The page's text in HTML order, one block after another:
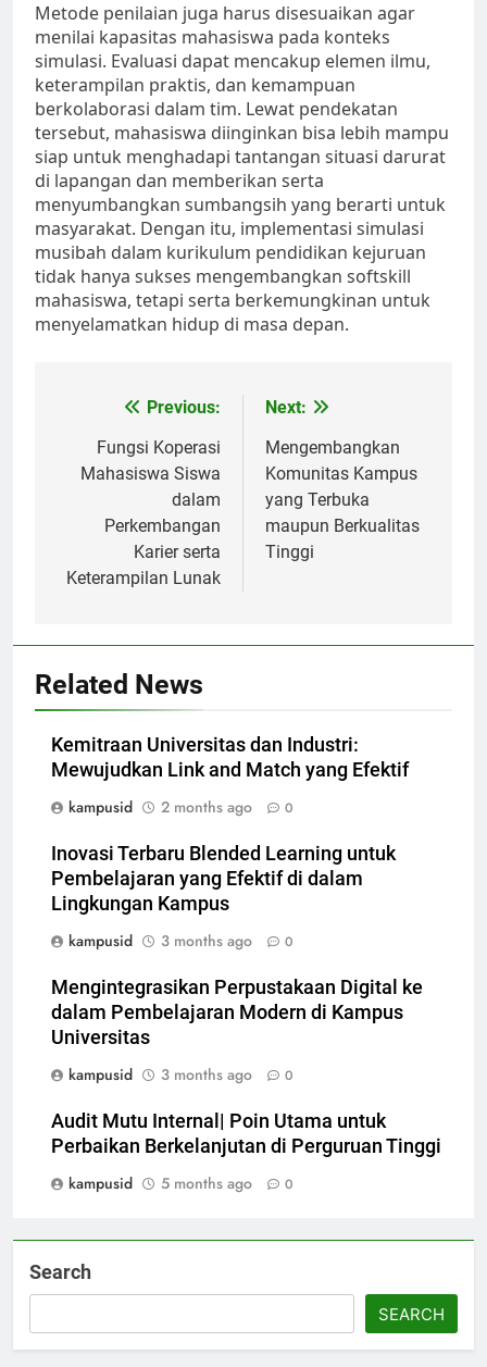
Metode penilaian juga harus disesuaikan agar
menilai kapasitas mahasiswa pada konteks
simulasi. Evaluasi dapat mencakup elemen ilmu,
keterampilan praktis, dan kemampuan
berkolaborasi dalam tim. Lewat pendekatan
tersebut, mahasiswa diinginkan bisa lebih mampu
siap untuk menghadapi tantangan situasi darurat
di lapangan dan memberikan serta
menyumbangkan sumbangsih yang berarti untuk
masyarakat. Dengan itu, implementasi simulasi
musibah dalam kurikulum pendidikan kejuruan
tidak hanya sukses mengembangkan softskill
mahasiswa, tetapi serta berkemungkinan untuk
menyelamatkan hidup di masa depan.
navigation
Previous:
Fungsi Koperasi
Mahasiswa Siswa
dalam
Perkembangan
Karier serta
Keterampilan Lunak
Next:
Mengembangkan
Komunitas Kampus
yang Terbuka
maupun Berkualitas
Tinggi
Related News
Kemitraan Universitas dan Industri:
Mewujudkan Link and Match yang Efektif
kampusid
2 months ago 0
Inovasi Terbaru Blended Learning untuk
Pembelajaran yang Efektif di dalam
Lingkungan Kampus
kampusid
3 months ago 0
Mengintegrasikan Perpustakaan Digital ke
dalam Pembelajaran Modern di Kampus
Universitas
kampusid
3 months ago 0
Audit Mutu Internal| Poin Utama untuk
Perbaikan Berkelanjutan di Perguruan Tinggi
kampusid
5 months ago 0
Search
SEARCH